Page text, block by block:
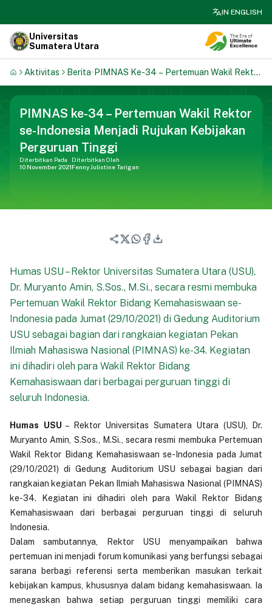
IN ENGLISH
Universitas
Sumatera Utara
Aktivitas Berita PIMNAS Ke-34 – Pertemuan Wakil Rektor
Se-Indonesia Menjadi Rujukan Kebijakan
Perguruan Tinggi
PIMNAS ke-34 – Pertemuan Wakil Rektor
se-Indonesia Menjadi Rujukan Kebijakan
Perguruan Tinggi
Diterbitkan Pada
10 November 2021
Diterbitkan Oleh
Fenny Julistine Tarigan
Humas USU – Rektor Universitas Sumatera Utara (USU),
Dr. Muryanto Amin, S.Sos., M.Si., secara resmi membuka
Pertemuan Wakil Rektor Bidang Kemahasiswaan se-
Indonesia pada Jumat (29/10/2021) di Gedung Auditorium
USU sebagai bagian dari rangkaian kegiatan Pekan
Ilmiah Mahasiswa Nasional (PIMNAS) ke-34. Kegiatan
ini dihadiri oleh para Wakil Rektor Bidang
Kemahasiswaan dari berbagai perguruan tinggi di
seluruh Indonesia.
Humas USU – Rektor Universitas Sumatera Utara (USU), Dr.
Muryanto Amin, S.Sos., M.Si., secara resmi membuka Pertemuan
Wakil Rektor Bidang Kemahasiswaan se-Indonesia pada Jumat
(29/10/2021) di Gedung Auditorium USU sebagai bagian dari
rangkaian kegiatan Pekan Ilmiah Mahasiswa Nasional (PIMNAS)
ke-34. Kegiatan ini dihadiri oleh para Wakil Rektor Bidang
Kemahasiswaan dari berbagai perguruan tinggi di seluruh
Indonesia.
Dalam sambutannya, Rektor USU menyampaikan bahwa
pertemuan ini menjadi forum komunikasi yang berfungsi sebagai
sarana berbagi referensi serta memberikan masukan terkait
kebijakan kampus, khususnya dalam bidang kemahasiswaan. Ia
menegaskan bahwa setiap perguruan tinggi memiliki cara